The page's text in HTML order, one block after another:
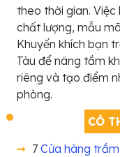
theo thời gian.
chất lượng, mẫu
Khuyến khích bạn
Tàu để nâng tầm
riêng và tạo điểm
phòng.
CÓ
7 Cửa hàng